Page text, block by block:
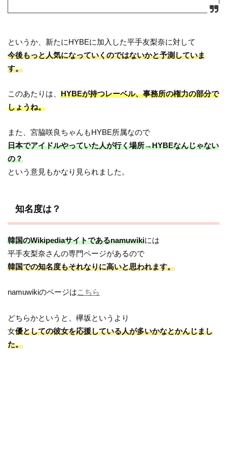
というか、新たにHYBEに加入した平手友梨奈に対して
今後もっと人気になっていくのではないかと予測していま
す。
このあたりは、HYBEが持つレーベル、事務所の権力の部分で
しょうね。
また、宮脇咲良ちゃんもHYBE所属なので
日本でアイドルやっていた人が行く場所→HYBEなんじゃない
の？
という意見もかなり見られました。
知名度は？
韓国のWikipediaサイトであるnamuwikiには
平手友梨奈さんの専門ページがあるので
韓国での知名度もそれなりに高いと思われます。
namuwikiのページはこちら
どちらかというと、欅坂というより
女優としての彼女を応援している人が多いかなとかんじまし
た。